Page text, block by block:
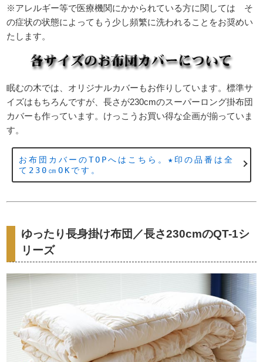
※アレルギー等で医療機関にかかられている方に関しては そ
の症状の状態によってもう少し頻繁に洗われることをお奨めい
たします。
眠むの木では、オリジナルカバーもお作りしています。標準サ
イズはもちろんですが、長さが230cmのスーパーロング掛布団
カバーも作っています。けっこうお買い得な企画が揃っていま
す。
お布団カバーのTOPへはこちら。★印の品番は全
て230㎝OKです。
ゆったり長身掛け布団／長さ230cmのQT-1シ
リーズ